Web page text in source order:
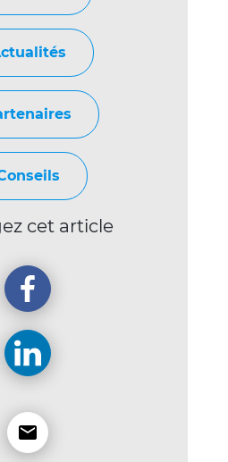
cet article